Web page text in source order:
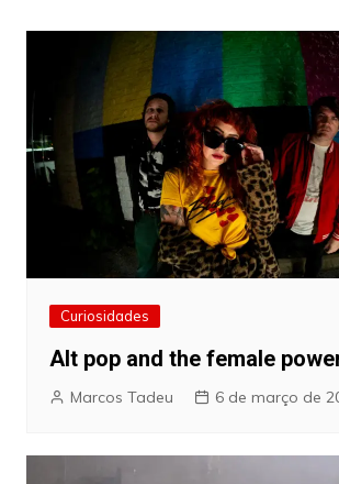
Post
Curiosidades
Alt pop and the female
Marcos Tadeu 6 de março de